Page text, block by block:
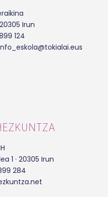
Irun
124
1 · 20305 Irun
284